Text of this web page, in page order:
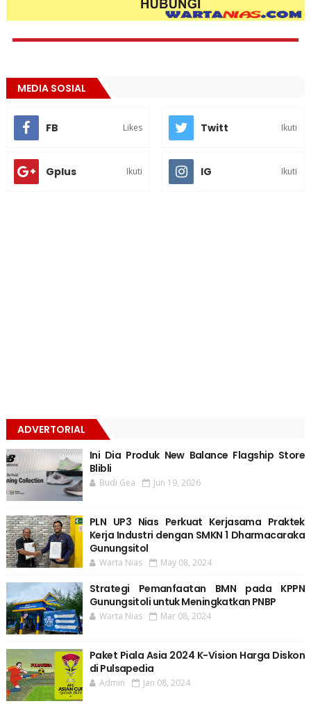
MEDIA SOSIAL
FB Likes Twitt Ikuti
Gplus Ikuti IG Ikuti
ADVERTORIAL
Ini Dia Produk New Balance Flagship Store
Blibli
Budi Gea Jun 19, 2026
PLN UP3 Nias Perkuat Kerjasama Praktek
Kerja Industri dengan SMKN 1 Dharmacaraka
Gunungsitol
Warta Nias May 08, 2024
Strategi Pemanfaatan BMN pada KPPN
Gunungsitoli untuk Meningkatkan PNBP
Warta Nias Mar 08, 2024
Paket Piala Asia 2024 K-Vision Harga Diskon
di Pulsapedia
Admin Jan 08, 2024